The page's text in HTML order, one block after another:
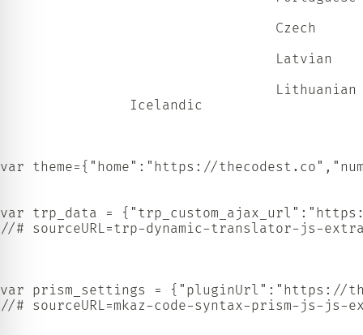
                Icelandic
var theme={"home":"https://
var trp_data =
//# sourceURL=trp-dynamic-translator-js-
var prism_settings = {"pluginUrl":"https://
//# sourceURL=mkaz-code-syntax-prism-js-js-